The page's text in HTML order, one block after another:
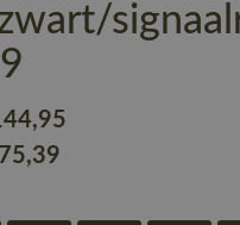
,95
,39